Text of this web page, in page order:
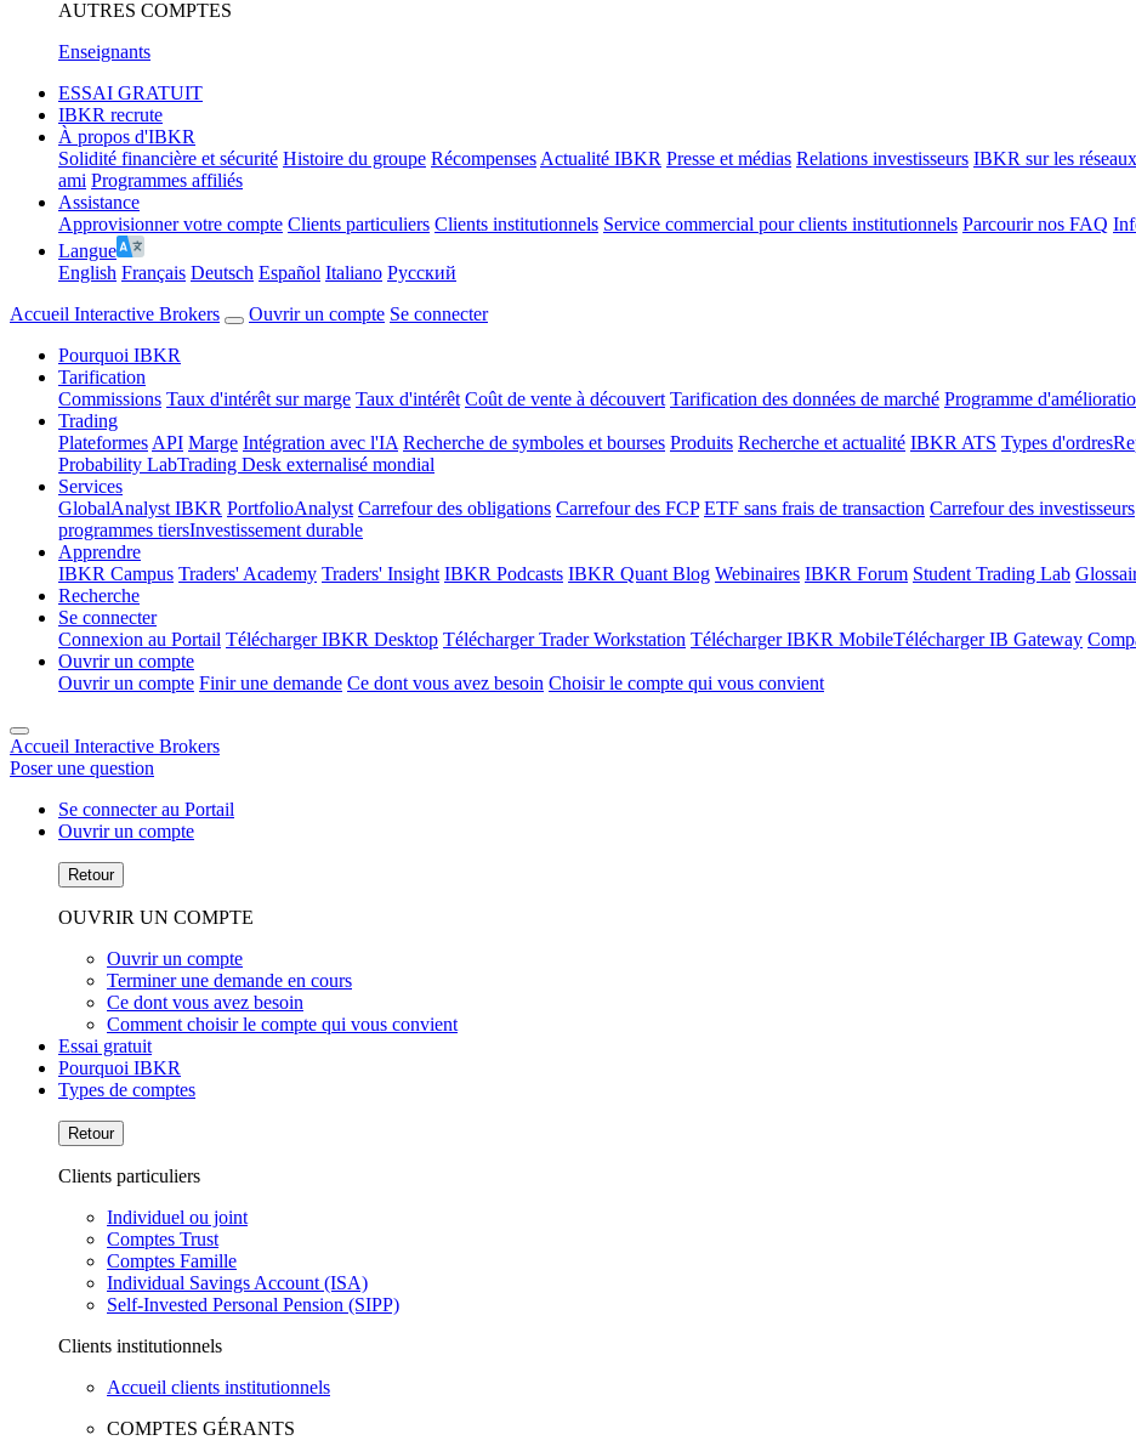
AUTRES COMPTES
Enseignants
ESSAI GRATUIT
IBKR recrute
À propos d'IBKR
Solidité financière et sécurité Histoire du groupe Récompenses Actualité IBKR Presse et médias Relations investisseurs IBKR sur les
ami Programmes affiliés
Assistance
Approvisionner votre compte Clients particuliers Clients institutionnels Service commercial pour clients institutionnels Parcourir nos FAQ
Langue
English Français Deutsch Español Italiano Pусский
Accueil Interactive Brokers
Ouvrir un compte Se connecter
Pourquoi IBKR
Tarification
Commissions Taux d'intérêt sur marge Taux d'intérêt Coût de vente à découvert Tarification des données de marché Programme
Trading
Plateformes API Marge Intégration avec l'IA Recherche de symboles et bourses Produits Recherche et actualité IBKR ATS Types d'ordres
Probability LabTrading Desk externalisé mondial
Services
GlobalAnalyst IBKR PortfolioAnalyst Carrefour des obligations Carrefour des FCP ETF sans frais de transaction Carrefour des investisseurs
programmes tiersInvestissement durable
Apprendre
IBKR Campus Traders' Academy Traders' Insight IBKR Podcasts IBKR Quant Blog Webinaires IBKR Forum Student Trading Lab
Recherche
Se connecter
Connexion au Portail Télécharger IBKR Desktop Télécharger Trader Workstation Télécharger IBKR MobileTélécharger IB Gateway
Ouvrir un compte
Ouvrir un compte Finir une demande Ce dont vous avez besoin Choisir le compte qui vous convient
Accueil Interactive Brokers
Poser une question
Se connecter au Portail
Ouvrir un compte
Retour
OUVRIR UN COMPTE
Ouvrir un compte
Terminer une demande en cours
Ce dont vous avez besoin
Comment choisir le compte qui vous convient
Essai gratuit
Pourquoi IBKR
Types de comptes
Retour
Clients particuliers
Individuel ou joint
Comptes Trust
Comptes Famille
Individual Savings Account (ISA)
Self-Invested Personal Pension (SIPP)
Clients institutionnels
Accueil clients institutionnels
COMPTES GÉRANTS